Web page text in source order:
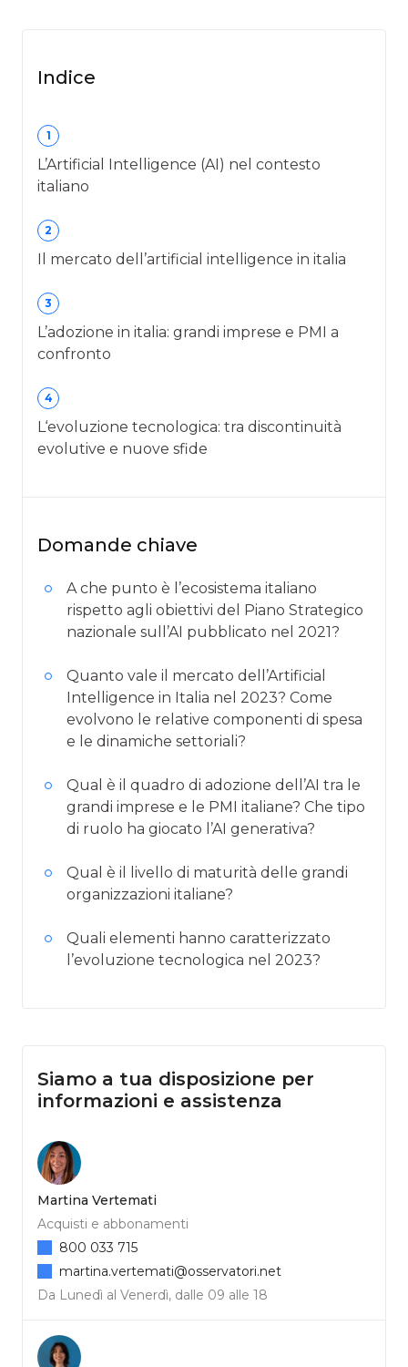
Indice
1
L’Artificial Intelligence (AI) nel contesto
italiano
2
Il mercato dell’artificial intelligence in italia
3
L’adozione in italia: grandi imprese e PMI a
confronto
4
L‘evoluzione tecnologica: tra discontinuità
evolutive e nuove sfide
Domande chiave
A che punto è l’ecosistema italiano
rispetto agli obiettivi del Piano Strategico
nazionale sull’AI pubblicato nel 2021?
Quanto vale il mercato dell’Artificial
Intelligence in Italia nel 2023? Come
evolvono le relative componenti di spesa
e le dinamiche settoriali?
Qual è il quadro di adozione dell’AI tra le
grandi imprese e le PMI italiane? Che tipo
di ruolo ha giocato l’AI generativa?
Qual è il livello di maturità delle grandi
organizzazioni italiane?
Quali elementi hanno caratterizzato
l’evoluzione tecnologica nel 2023?
Siamo a tua disposizione per
informazioni e assistenza
Martina Vertemati
Acquisti e abbonamenti
Da Lunedì al Venerdì, dalle 09 alle 18
800 033 715
martina.vertemati@osservatori.net